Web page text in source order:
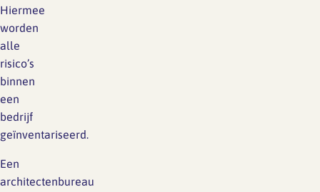
Hiermee
worden
alle
risico’s
binnen
een
bedrijf
geïnventariseerd.
Een
architectenbureau